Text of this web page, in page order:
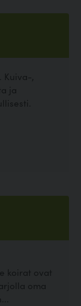
,
ja
koirat ovat
oma